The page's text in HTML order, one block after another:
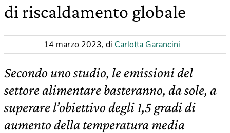
di riscaldamento globale
14 marzo 2023, di Carlotta Garancini
Secondo uno studio, le emissioni del
settore alimentare basteranno, da sole, a
superare l’obiettivo degli 1,5 gradi di
aumento della temperatura media